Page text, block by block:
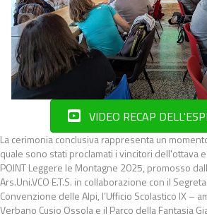
VIDEO RECAP
La cerimonia conclusiva rappresenta un
quale sono stati proclamati i vincitori dell'ottava
POINT Leggere le Montagne 2025, promosso
Ars.Uni.VCO E.T.S. in collaborazione con il
Convenzione delle Alpi, l’Ufficio Scolastico IX –
Verbano Cusio Ossola e il Parco della Fantasia